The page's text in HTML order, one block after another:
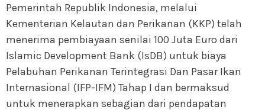
Pemerintah Republik Indonesia, melalui
Kementerian Kelautan dan Perikanan (KKP) telah
menerima pembiayaan senilai 100 Juta Euro dari
Islamic Development Bank (IsDB) untuk biaya
Pelabuhan Perikanan Terintegrasi Dan Pasar Ikan
Internasional (IFP-IFM) Tahap I dan bermaksud
untuk menerapkan sebagian dari pendapatan